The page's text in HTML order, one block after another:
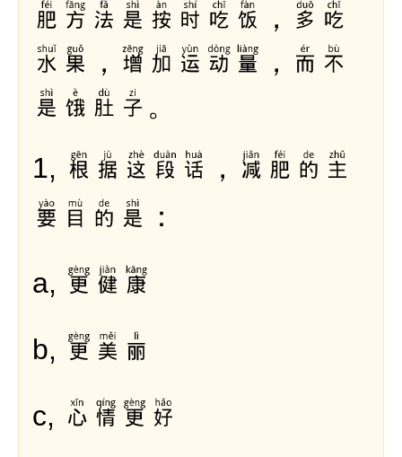
肥方法是按时吃饭，多吃
水果，增加运动量，而不
是饿肚子。
1, 根据这段话，减肥的主
要目的是：
a, 更健康
b, 更美丽
c, 心情更好